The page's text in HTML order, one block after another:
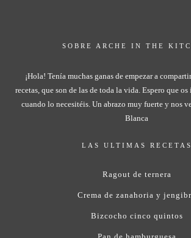
SOBRE ARCHE IN THE
¡Hola! Tenía muchas ganas de empezar a
recetas, que son de las de toda la vida. Espero que
cuando lo necesitéis. Un abrazo muy fuerte y nos
Blanca
LAS ULTIMAS RECETAS
Ragout de ternera
Crema de zanahoria y
Bizcocho cinco quintos